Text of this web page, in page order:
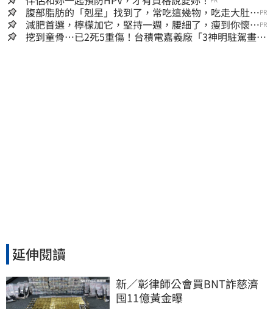
腹部脂肪的「剋星」找到了，常吃這幾物，吃走大肚
囊，瘦出小蠻腰
PR
減肥首選，檸檬加它，堅持一週，腰細了，瘦到你懷疑
人生
PR
挖到童骨…已2死5重傷！台積電嘉義廠「3神明駐駕畫面
延伸閱讀
新／彰律師公會買BNT詐慈濟
囤11億黃金曝